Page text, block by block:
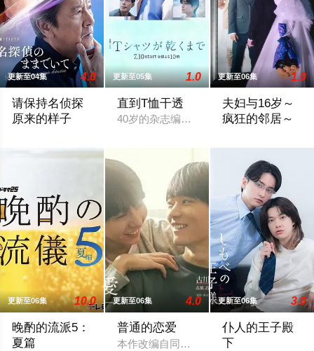
更新至04集 4.0
请保持名侦探
原来的样子
更新至05集 1.0
直到T恤干透
40岁的杂志编辑咲子（苍井优 饰）原本
更新至06集 1.0
夫妇与16岁～
疯狂的邻居～
更新至06集 10.0
晚酌的流派5：
夏篇
更新至06集 4.0
普通的恋爱
本作改编自同名漫画，是一部以处于上下
更新至06集 3.0
仆人的王子殿
下